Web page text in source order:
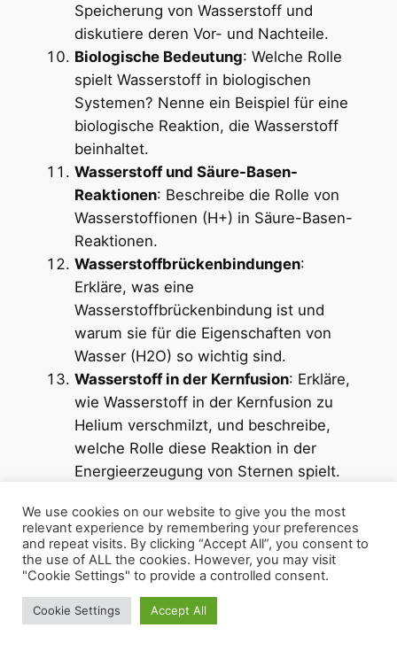
Speicherung von Wasserstoff und
diskutiere deren Vor- und Nachteile.
Biologische Bedeutung: Welche Rolle
spielt Wasserstoff in biologischen
Systemen? Nenne ein Beispiel für eine
biologische Reaktion, die Wasserstoff
beinhaltet.
Wasserstoff und Säure-Basen-
Reaktionen: Beschreibe die Rolle von
Wasserstoffionen (H+) in Säure-Basen-
Reaktionen.
Wasserstoffbrückenbindungen:
Erkläre, was eine
Wasserstoffbrückenbindung ist und
warum sie für die Eigenschaften von
Wasser (H2O) so wichtig sind.
Wasserstoff in der Kernfusion: Erkläre,
wie Wasserstoff in der Kernfusion zu
Helium verschmilzt, und beschreibe,
welche Rolle diese Reaktion in der
Energieerzeugung von Sternen spielt.
Hydrierungsreaktionen, und welche
Bedeutung haben sie in der chemischen
Industrie? Nenne ein Beispiel.
Sicherheitsaspekte: Diskutiere die
Sicherheitsaspekte, die bei der
We use cookies on our website to give you the most
relevant experience by remembering your preferences
and repeat visits. By clicking “Accept All”, you consent to
the use of ALL the cookies. However, you may visit
"Cookie Settings" to provide a controlled consent.
Cookie Settings Accept All